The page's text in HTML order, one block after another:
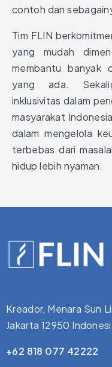
contoh dan
Tim FLIN
yang mudah
membantu banyak
yang ada.
inklusivitas dalam
masyarakat
dalam mengelola
terbebas dari
hidup lebih nyaman.
Kreador, Menara Sun
Jakarta 12950
+62 818 077 42222